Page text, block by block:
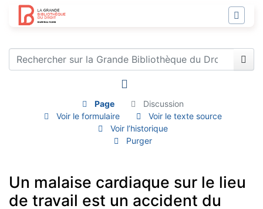
Page
Discussion
Voir le formulaire
Voir le texte source
Voir l’historique
Purger
Un malaise cardiaque sur le lieu
de travail est un accident du